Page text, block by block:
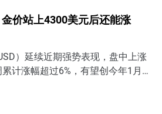
价站上4300美元后还能涨
）延续近期强势表现，盘中上涨
计涨幅超过6%，有望创今年1月
数据即将公布，市场正在重新评
入近期重要的方向选择阶段。7月